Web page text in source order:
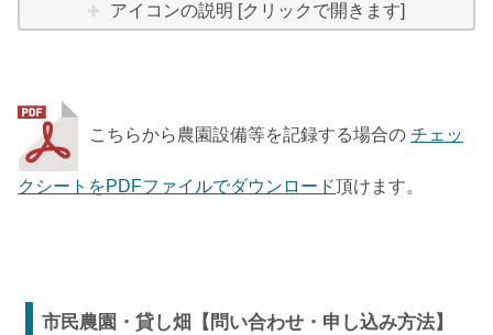
アイコンの説明 [クリックで開きます]
こちらから農園設備等を記録する場合の チェッ
クシートをPDFファイルでダウンロード頂けます。
市民農園・貸し畑【問い合わせ・申し込み方法】